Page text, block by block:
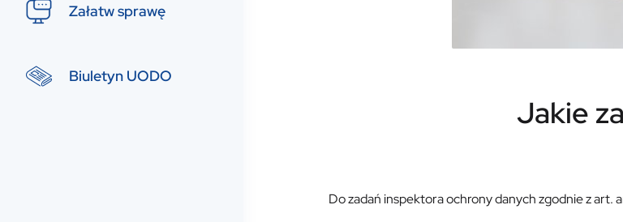
Załatw sprawę
Biuletyn UODO
Jakie
Do zadań inspektora ochrony danych zgodnie z art.